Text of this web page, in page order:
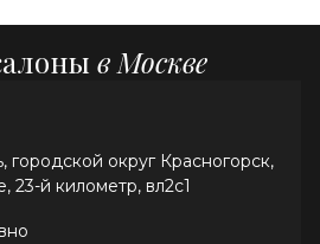
в Москве
городской округ Красногорск,
й километр, вл2с1